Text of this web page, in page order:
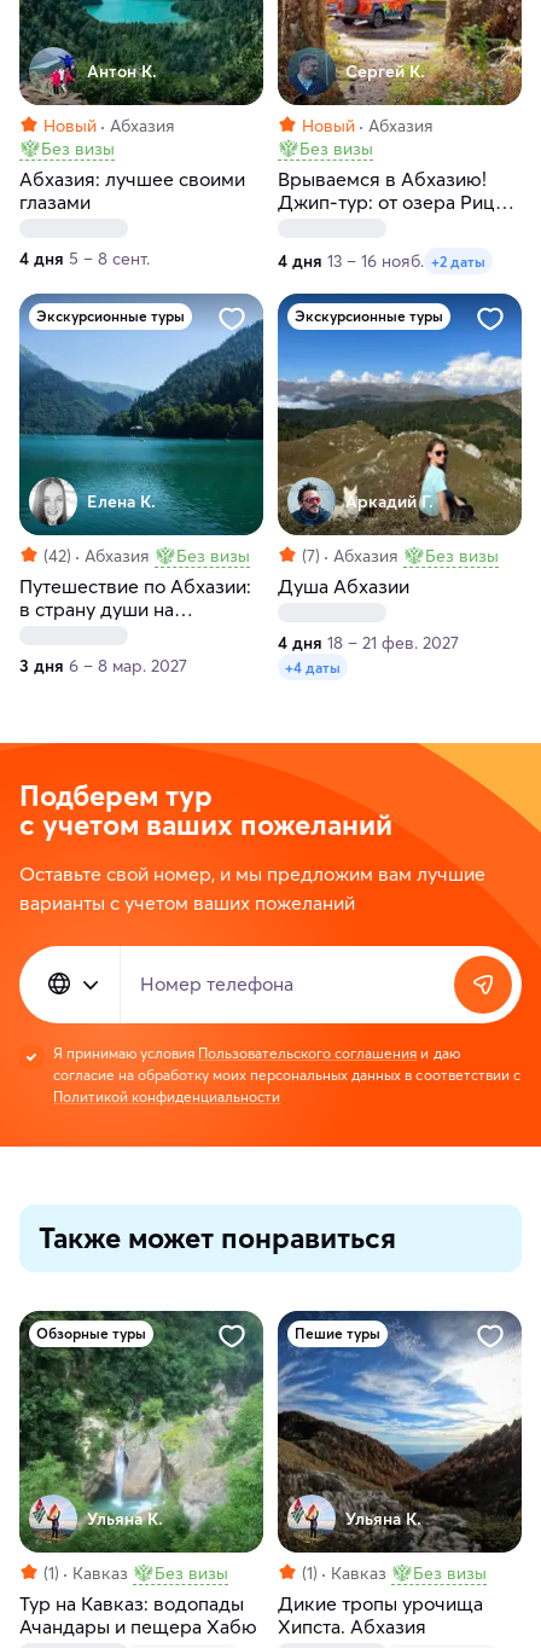
Антон К.
Новый
Абхазия
Без визы
Абхазия: лучшее своими
глазами
4 дня 5 – 8 сент.
Сергей К.
Новый
Абхазия
Без визы
Врываемся в Абхазию!
Джип-тур: от озера Рица
4 дня 13 – 16 нояб. +2 даты
Экскурсионные туры
Елена К.
(42) Абхазия Без визы
Путешествие по Абхазии:
в страну души на
3 дня 6 – 8 мар. 2027
Экскурсионные туры
Аркадий Г.
(7) Абхазия Без визы
Душа Абхазии
4 дня 18 – 21 фев. 2027
+4 даты
Подберем тур
с учетом ваших пожеланий
Оставьте свой номер, и мы предложим вам лучшие
варианты с учетом ваших пожеланий
Номер телефона
Я принимаю условия Пользовательского соглашения и даю
согласие на обработку моих персональных данных в соответствии с
Политикой конфиденциальности
Также может понравиться
Обзорные туры
Ульяна К.
(1) Кавказ Без визы
Тур на Кавказ: водопады
Ачандары и пещера Хабю
Пешие туры
Ульяна К.
(1) Кавказ Без визы
Дикие тропы урочища
Хипста. Абхазия